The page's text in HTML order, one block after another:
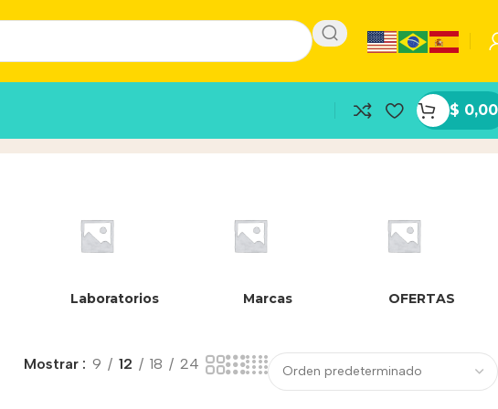
$ 0,00
Laboratorios Marcas OFERTAS
Mostrar 9 12 18 24